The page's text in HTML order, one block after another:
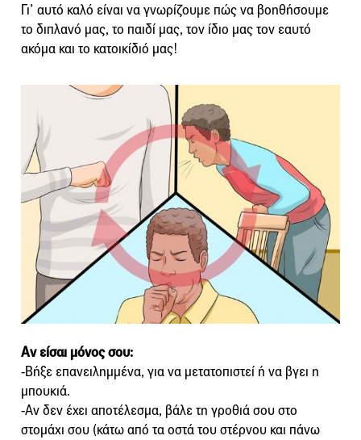
Γι’ αυτό καλό είναι να γνωρίζουμε πώς να βοηθήσουμε
το διπλανό μας, το παιδί μας, τον ίδιο μας τον εαυτό
ακόμα και το κατοικίδιό μας!
Αν είσαι μόνος σου:
-Βήξε επανειλημμένα, για να μετατοπιστεί ή να βγει η
μπουκιά.
-Αν δεν έχει αποτέλεσμα, βάλε τη γροθιά σου στο
στομάχι σου (κάτω από τα οστά του στέρνου και πάνω